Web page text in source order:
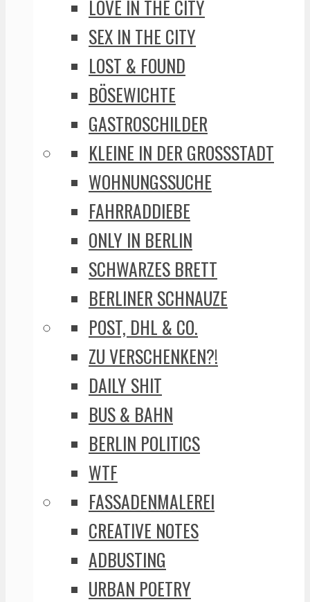
LOVE IN THE CITY
SEX IN THE CITY
LOST & FOUND
BÖSEWICHTE
GASTROSCHILDER
KLEINE IN DER GROSSSTADT
WOHNUNGSSUCHE
FAHRRADDIEBE
ONLY IN BERLIN
SCHWARZES BRETT
BERLINER SCHNAUZE
POST, DHL & CO.
ZU VERSCHENKEN?!
DAILY SHIT
BUS & BAHN
BERLIN POLITICS
WTF
FASSADENMALEREI
CREATIVE NOTES
ADBUSTING
URBAN POETRY